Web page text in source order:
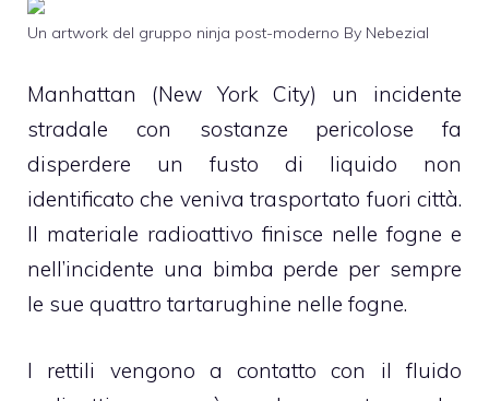
Un artwork del gruppo ninja post-moderno By Nebezial
Manhattan (New York City) un incidente
stradale con sostanze pericolose fa
disperdere un fusto di liquido non
identificato che veniva trasportato fuori città.
Il materiale radioattivo finisce nelle fogne e
nell’incidente una bimba perde per sempre
le sue quattro tartarughine nelle fogne.
I rettili vengono a contatto con il fluido